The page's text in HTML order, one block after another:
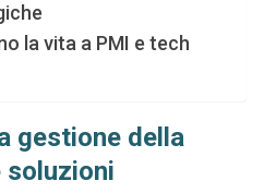
la vita a PMI e tech
gestione della
soluzioni